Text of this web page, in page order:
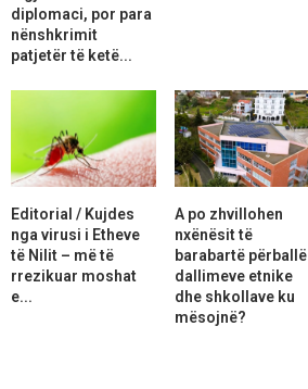
diplomaci, por para
nënshkrimit
patjetër të ketë...
Editorial / Kujdes
nga virusi i Etheve
të Nilit – më të
rrezikuar moshat
e...
A po zhvillohen
nxënësit të
barabartë përballë
dallimeve etnike
dhe shkollave ku
mësojnë?